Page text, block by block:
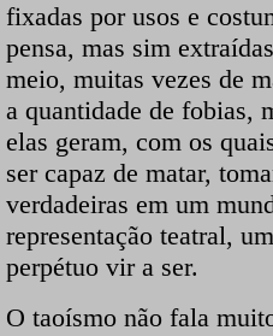
fixadas por usos e
pensa, mas sim
meio, muitas vezes de
a quantidade de fobias,
elas geram, com os
ser capaz de matar,
verdadeiras em um
representação teatral,
perpétuo vir a ser.
O taoísmo não fala